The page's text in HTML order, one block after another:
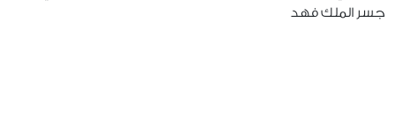
جسر الملك فهد